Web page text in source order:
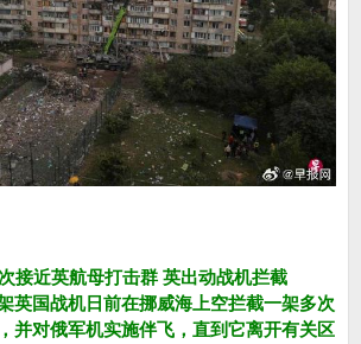
接近英航母打击群 英出动战机拦截
英国战机日前在挪威海上空拦截一架多次
并对俄军机实施伴飞，直到它离开有关区